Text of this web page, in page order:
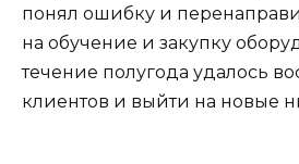
понял ошибку и
на обучение и закупку
течение полугода удалось
клиентов и выйти на новые